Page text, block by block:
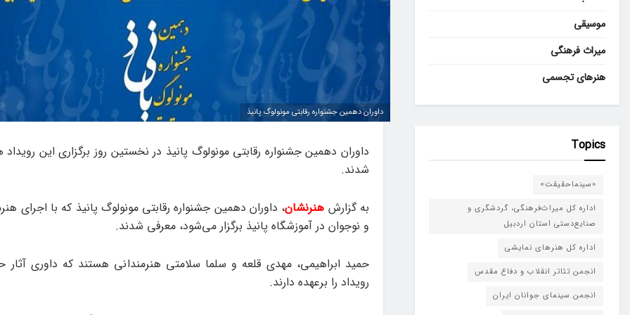
داوران دهمین جشنواره رقابتی مونولوگ پانیذ
داوران دهمین جشنواره رقابتی مونولوگ پانیذ در نخستین روز برگزاری این
شدند.
به گزارش هنرنشان، داوران دهمین جشنواره رقابتی مونولوگ پانیذ که با اجرای
و نوجوان در آموزشگاه پانیذ برگزار می‌شود، معرفی شدند.
حمید ابراهیمی، مهدی قلعه و سلما سلامتی هنرمندانی هستند که داوری آثار
رویداد را برعهده دارند.
موسیقی
میراث فرهنگی
هنرهای تجسمی
Topics
«سینماحقیقت»
اداره کل میراث‌فرهنگی، گردشگری و
صنایع‌دستی استان اردبیل
اداره کل هنرهای نمایشی
انجمن تئاتر انقلاب و دفاع مقدس
انجمن سینمای جوانان ایران